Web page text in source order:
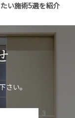
い施術5選を紹介
さい。